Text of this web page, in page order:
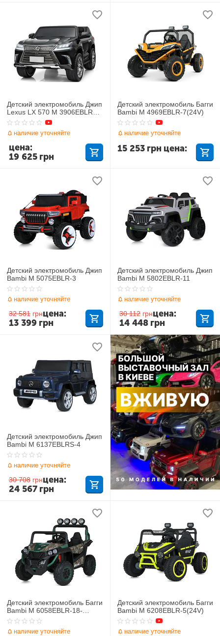
Детский электромобиль Джип
Lexus LX 570 M 3906EBLRS-
2
наличие уточняйте
19 625 грн
цена:
Детский электромобиль Багги
Bambi M 4969EBLR-7(24V)
наличие уточняйте
15 253 грн цена:
Детский электромобиль Джип
Bambi M 5075EBLR-3
наличие уточняйте
32 581 грн
13 399 грн
цена:
Детский электромобиль Джип
Bambi M 5802EBLR-11
наличие уточняйте
30 112 грн
14 448 грн
цена:
Детский электромобиль Джип
Bambi M 6137EBLRS-4
наличие уточняйте
30 708 грн
24 567 грн
цена:
Детский электромобиль Багги
Bambi M 6058EBLR-18-
5(24V)
наличие уточняйте
Детский электромобиль Багги
Bambi M 6208EBLR-5(24V)
наличие уточняйте